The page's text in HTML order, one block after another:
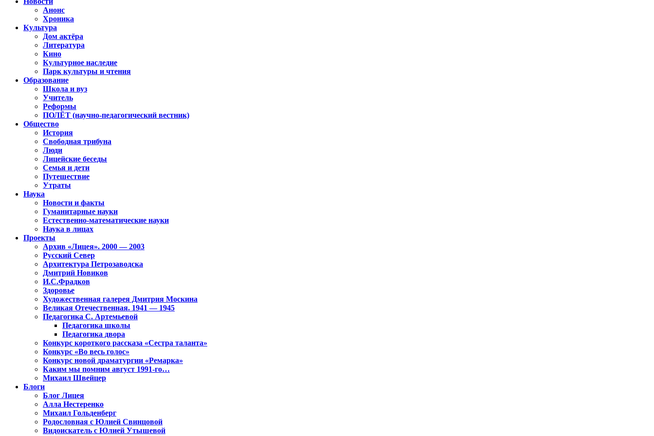
Анонс
Хроника
Культура
Дом актёра
Литература
Кино
Культурное наследие
Парк культуры и чтения
Образование
Школа и вуз
Учитель
Реформы
ПОЛЁТ (научно-педагогический вестник)
Общество
История
Свободная трибуна
Люди
Лицейские беседы
Семья и дети
Путешествие
Утраты
Наука
Новости и факты
Гуманитарные науки
Естественно-математические науки
Наука в лицах
Проекты
Архив «Лицея». 2000 — 2003
Русский Север
Архитектура Петрозаводска
Дмитрий Новиков
И.С.Фрадков
Здоровье
Художественная галерея Дмитрия Москина
Великая Отечественная. 1941 — 1945
Педагогика С. Артемьевой
Педагогика школы
Педагогика двора
Конкурс короткого рассказа «Сестра таланта»
Конкурс «Во весь голос»
Конкурс новой драматургии «Ремарка»
Каким мы помним август 1991-го…
Михаил Швейцер
Блоги
Блог Лицея
Алла Нестеренко
Михаил Гольденберг
Родословная с Юлией Свинцовой
Видоискатель с Юлией Утышевой